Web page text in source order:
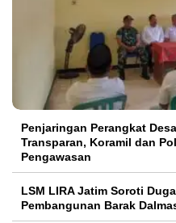
Penjaringan Perangkat
Transparan, Koramil dan
Pengawasan
LSM LIRA Jatim Soroti
Pembangunan Barak